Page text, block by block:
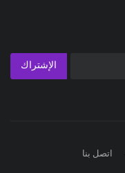
الإشتراك
اتصل بنا